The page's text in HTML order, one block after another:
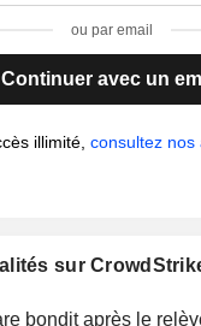
ou par email
Continuer avec un
illimité, consultez nos
sur
bondit après le